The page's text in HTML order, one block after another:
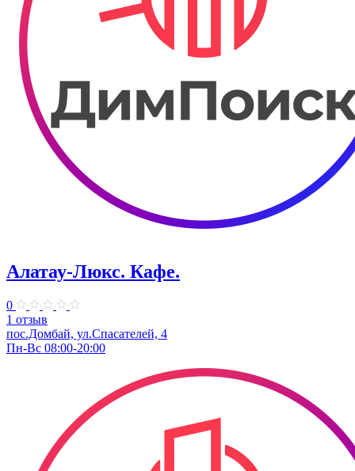
Алатау-Люкс. Кафе.
0
1 отзыв
пос.Домбай, ул.Спасателей, 4
Пн-Вс 08:00-20:00